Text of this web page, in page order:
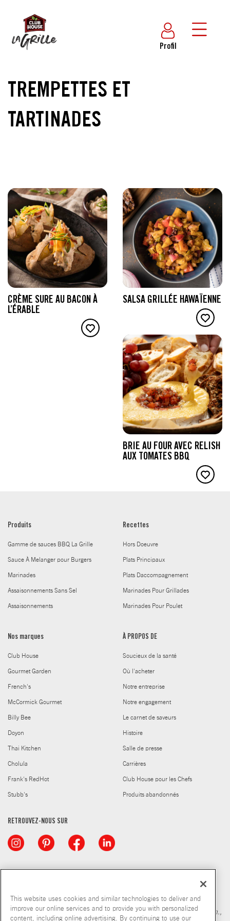
Profil
TREMPETTES ET
TARTINADES
CRÈME SURE AU BACON À
L’ÉRABLE
SALSA GRILLÉE HAWAÏENNE
BRIE AU FOUR AVEC RELISH
AUX TOMATES BBQ
Produits
Gamme de sauces BBQ La Grille
Sauce À Melanger pour Burgers
Marinades
Assaisonnements Sans Sel
Assaisonnements
Recettes
Hors Doeuvre
Plats Principaux
Plats Daccompagnement
Marinades Pour Grillades
Marinades Pour Poulet
Nos marques
Club House
Gourmet Garden
French's
McCormick Gourmet
Billy Bee
Doyon
Thai Kitchen
Cholula
Frank's RedHot
Stubb's
À PROPOS DE
Soucieux de la santé
Où l'acheter
Notre entreprise
Notre engagement
Le carnet de saveurs
Histoire
Salle de presse
Carrières
Club House pour les Chefs
Produits abandonnés
RETROUVEZ-NOUS SUR
© McCormick & Company, Inc. 2026
*Source : Nielsen MarketTrack, marché québécois des épic., pharm.,
This website uses cookies and similar technologies to deliver and
improve our online services and to provide you with personalized
content, including online advertising. By continuing to use our